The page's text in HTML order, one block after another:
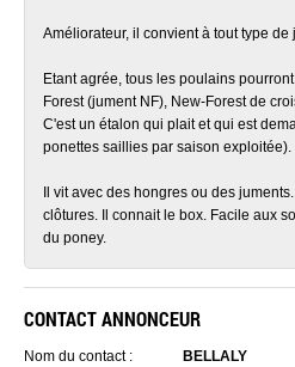
Améliorateur, il convient à tout type de
Etant agrée, tous les poulains
Forest (jument NF), New-Forest de
C'est un étalon qui plait et qui est
ponettes saillies par saison exploitée).
Il vit avec des hongres ou des
clôtures. Il connait le box. Facile aux
du poney.
CONTACT ANNONCEUR
Nom du contact :
BELLALY